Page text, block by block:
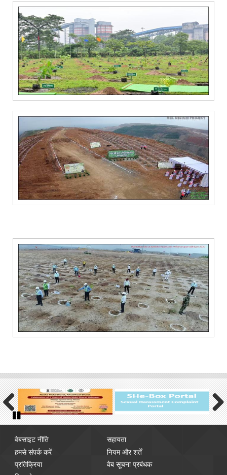
Previous Next
Pause
menu
वेबसाइट नीति
सहायता
हमसे संपर्क करें
नियम और शर्तें
प्रतिक्रिया
वेब सूचना प्रबंधक